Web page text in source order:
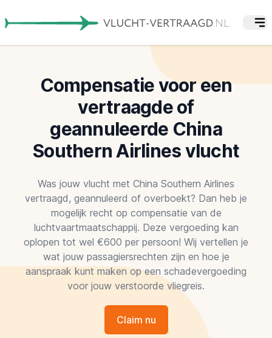
Compensatie voor een
vertraagde of
geannuleerde China
Southern Airlines vlucht
Was jouw vlucht met China Southern Airlines
vertraagd, geannuleerd of overboekt? Dan heb je
mogelijk recht op compensatie van de
luchtvaartmaatschappij. Deze vergoeding kan
oplopen tot wel €600 per persoon! Wij vertellen je
wat jouw passagiersrechten zijn en hoe je
aanspraak kunt maken op een schadevergoeding
voor jouw verstoorde vliegreis.
Claim nu